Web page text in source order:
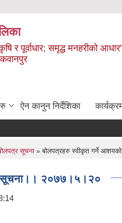
र पूर्वाधार; समृद्ध मनहरीको
ऐन कानुन निर्देशिका
सूचना» बोलपत्रहरु स्वीकृत गर्ने
सूचना।। २०७७।५।२०